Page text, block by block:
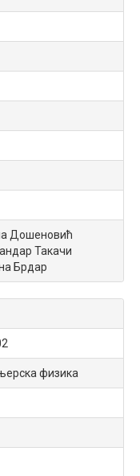
Дошеновић
Такачи
Брдар
физика